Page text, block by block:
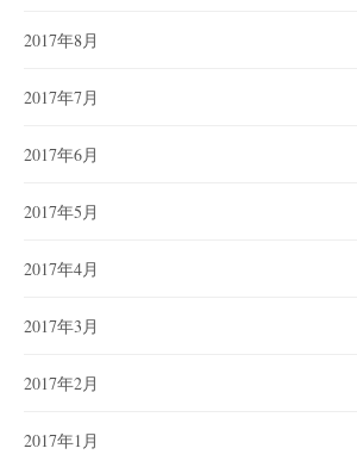
2017年8月
2017年7月
2017年6月
2017年5月
2017年4月
2017年3月
2017年2月
2017年1月